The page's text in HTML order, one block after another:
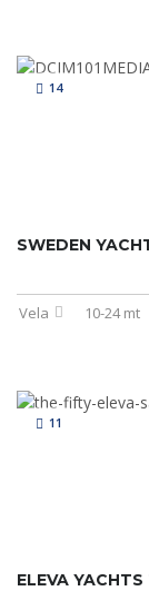
14
SWEDEN
Vela 10-24 mt
11
ELEVA